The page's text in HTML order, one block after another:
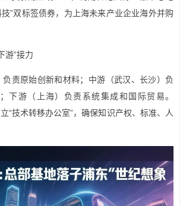
”双标签债券，为上海未来产业企业海外并购
游”接力
负责原始创新和材料；中游（武汉、长沙）负
下游（上海）负责系统集成和国际贸易。
“技术转移办公室”，确保知识产权、标准、人